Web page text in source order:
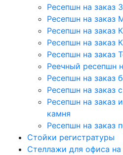
Ресепшн на заказ
Ресепшн на заказ
Ресепшн на заказ
Ресепшн на заказ
Ресепшн на заказ
Реечный ресепшн
Ресепшн на заказ
Ресепшн на заказ
Ресепшн на заказ
камня
Ресепшн на заказ
Стойки регистратуры
Стеллажи для офиса на